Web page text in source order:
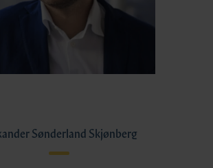
Sønderland Skjønberg